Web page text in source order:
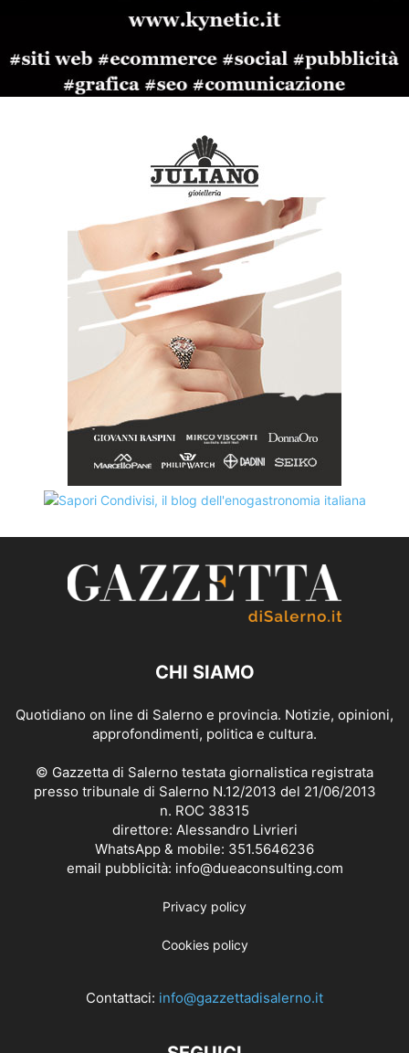
CHI SIAMO
Quotidiano on line di Salerno e provincia. Notizie, opinioni,
approfondimenti, politica e cultura.
© Gazzetta di Salerno testata giornalistica registrata
presso tribunale di Salerno N.12/2013 del 21/06/2013
n. ROC 38315
direttore: Alessandro Livrieri
WhatsApp & mobile: 351.5646236
email pubblicità: info@dueaconsulting.com
Privacy policy
Cookies policy
Contattaci: info@gazzettadisalerno.it